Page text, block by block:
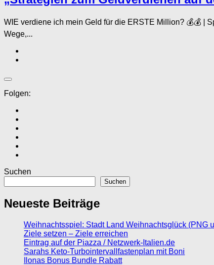
WIE verdiene ich mein Geld für die ERSTE Million? 💰💰
Wege,...
Folgen:
Suchen
Suchen
Neueste Beiträge
Weihnachtsspiel: Stadt Land Weihnachtsglück (PNG
Ziele setzen – Ziele erreichen
Eintrag auf der Piazza / Netzwerk-Italien.de
Sarahs Keto-Turbointervallfastenplan mit Boni
Ilonas Bonus Bundle Rabatt